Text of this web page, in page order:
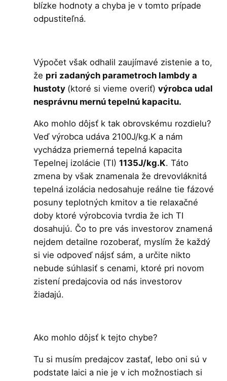
blízke hodnoty a chyba je v tomto prípade
odpustiteľná.
Výpočet však odhalil zaujímavé zistenie a to,
že pri zadaných parametroch lambdy a
hustoty (ktoré si vieme overiť)výrobca udal
nesprávnu mernú tepelnú kapacitu.
Ako mohlo dôjsť k tak obrovskému rozdielu?
Veď výrobca udáva 2100J/kg.K a nám
vychádza priemerná tepelná kapacita
Tepelnej izolácie (TI)1135J/kg.K. Táto
zmena by však znamenala že drevovláknitá
tepelná izolácia nedosahuje reálne tie fázové
posuny teplotných kmitov a tie relaxačné
doby ktoré výrobcovia tvrdia že ich TI
dosahujú. Čo to pre vás investorov znamená
nejdem detailne rozoberať, myslím že každý
si vie odpoveď nájsť sám, a určite nikto
nebude súhlasiť s cenami, ktoré pri novom
zistení predajcovia od nás investorov
žiadajú.
Ako mohlo dôjsť k tejto chybe?
Tu si musím predajcov zastať, lebo oni sú v
podstate laici a nie je v ich možnostiach si